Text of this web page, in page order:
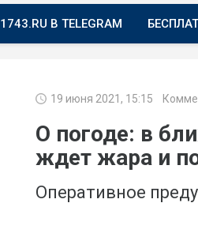
1743.RU В TELEGRAM
19 июня 2021, 15:15
О погоде: в
ждет жара и
Оперативное